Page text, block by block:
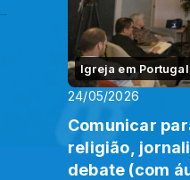
Igreja em Portugal
24/05/2026
Comunicar
religião,
debate (com